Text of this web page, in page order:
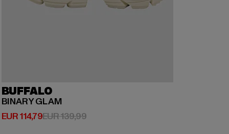
BUFFALO
BINARY GLAM
EUR 114,79
Huidige prijs: EUR 114,79
EUR 139,99Actieprijs: EUR 139,99